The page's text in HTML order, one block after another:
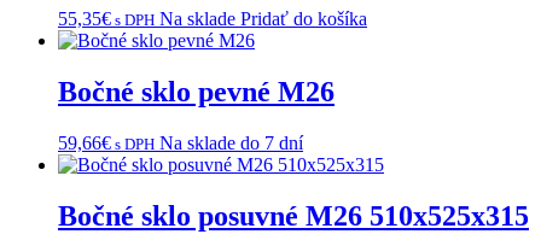
55,35€ s DPH Na sklade Pridať do košíka
Bočné sklo pevné M26
59,66€ s DPH Na sklade do 7 dní
Bočné sklo posuvné M26 510x525x315